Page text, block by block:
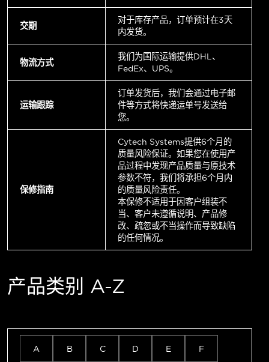
交期
对于库存产品，订单预计在3天
内发货。
物流方式
我们为国际运输提供DHL、
FedEx、UPS。
运输跟踪
订单发货后，我们会通过电子邮
件等方式将快递运单号发送给
您。
保修指南
Cytech Systems提供6个月的
质量风险保证。如果您在使用产
品过程中发现产品质量与原技术
参数不符，我们将承担6个月内
的质量风险责任。
本保修不适用于因客户组装不
当、客户未遵循说明、产品修
改、疏忽或不当操作而导致缺陷
的任何情况。
产品类别 A-Z
A B C D E F